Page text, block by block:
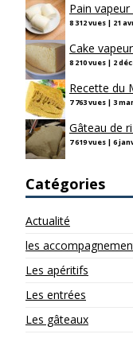
Pain
8 312 vues | 21
Cake
8 210 vues | 2
Recette du
7 763 vues | 3
Gâteau de
7 619 vues | 6
Catégories
Actualité
les
Les apéritifs
Les entrées
Les gâteaux